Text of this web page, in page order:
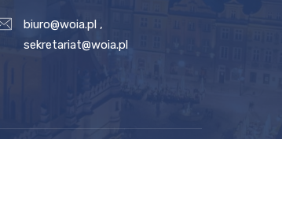
biuro@woia.pl,
sekretariat@woia.pl